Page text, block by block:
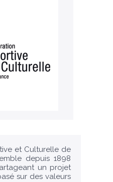
et Culturelle de
depuis 1898
un projet
sur des valeurs